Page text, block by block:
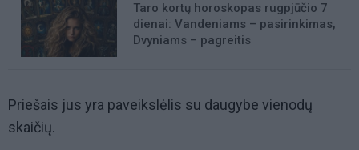
Taro kortų horoskopas rugpjūčio 7
dienai: Vandeniams – pasirinkimas,
Dvyniams – pagreitis
Priešais jus yra paveikslėlis su daugybe vienodų
skaičių.